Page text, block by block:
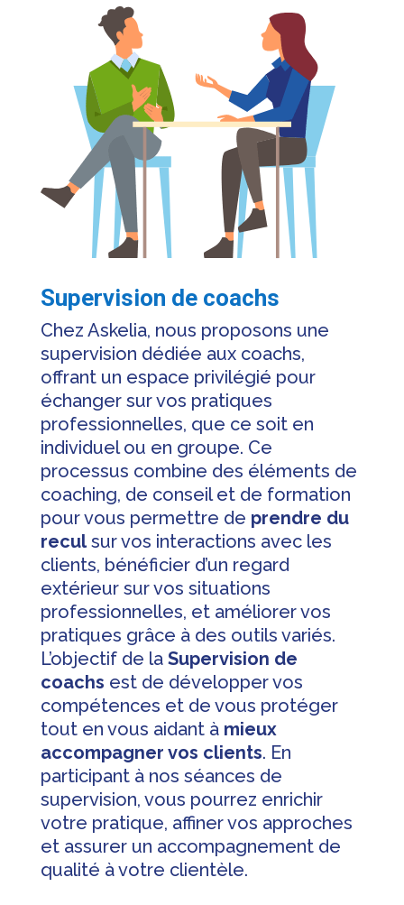
Supervision de coachs
Chez Askelia, nous proposons une
supervision dédiée aux coachs,
offrant un espace privilégié pour
échanger sur vos pratiques
professionnelles, que ce soit en
individuel ou en groupe. Ce
processus combine des éléments de
coaching, de conseil et de formation
pour vous permettre de prendre du
reculsur vos interactions avec les
clients, bénéficier d’un regard
extérieur sur vos situations
professionnelles, et améliorer vos
pratiques grâce à des outils variés.
L’objectif de la Supervision de
coachs est de développer vos
compétences et de vous protéger
tout en vous aidant à mieux
accompagner vos clients. En
participant à nos séances de
supervision, vous pourrez enrichir
votre pratique, affiner vos approches
et assurer un accompagnement de
qualité à votre clientèle.